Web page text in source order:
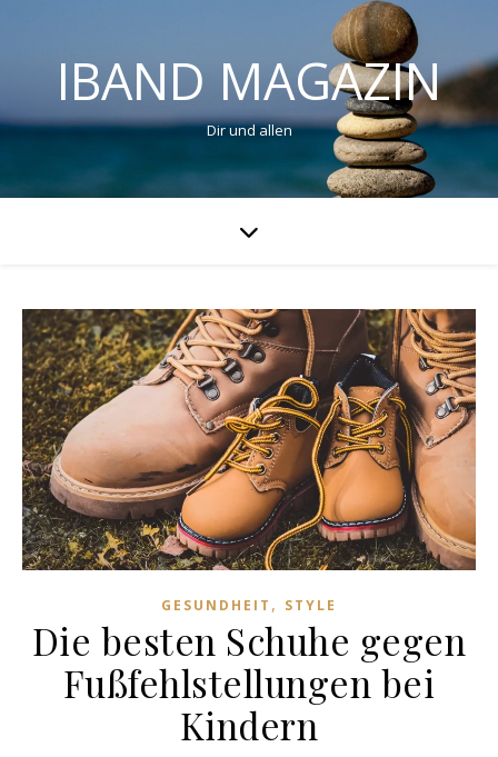
IBAND MAGAZIN
Dir und allen
GESUNDHEIT , STYLE
Die besten Schuhe gegen
Fußfehlstellungen bei
Kindern